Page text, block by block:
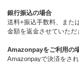
銀行振込の場合
送料+振込手数料、また
金額を返金させていただ
Amazonpayをご利用の
Amazonpayで決済をさ